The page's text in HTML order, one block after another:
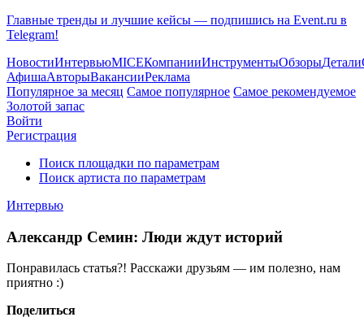
Главные тренды и лучшие кейсы — подпишись на Event.ru в
Telegram!
НовостиИнтервьюMICEКомпанииИнструментыОбзорыДетали
АфишаАвторыВакансииРеклама
Популярное за месяц Самое популярное Самое рекомендуемое
Золотой запас
Войти
Регистрация
Поиск площадки по параметрам
Поиск артиста по параметрам
Интервью
Александр Семин: Люди ждут историй
Понравилась статья?! Расскажи друзьям — им полезно, нам
приятно :)
Поделиться